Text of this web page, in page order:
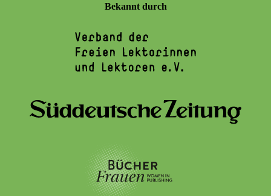
Bekannt durch